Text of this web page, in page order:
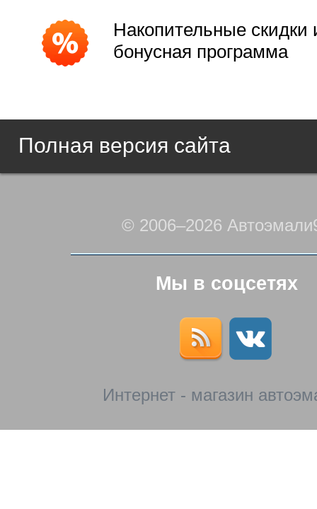
Накопительные скидки
бонусная программа
Полная версия сайта
© 2006–2026
Мы в соцсетях
Интернет - магазин